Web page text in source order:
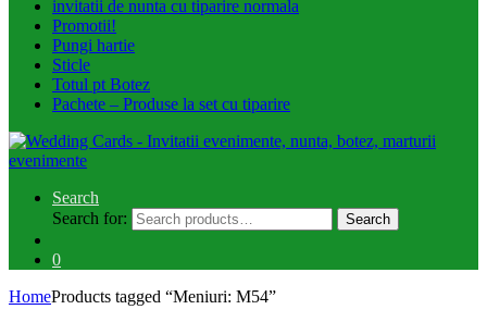
invitatii de nunta cu tiparire normala
Promotii!
Pungi hartie
Sticle
Totul pt Botez
Pachete – Produse la set cu tiparire
Search
Search for:
Search
0
HomeProducts tagged “Meniuri: M54”